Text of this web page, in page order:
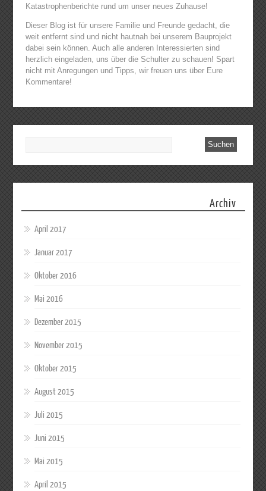
Katastrophenberichte rund um unser neues Zuhause!
Dieser Blog ist für unsere Familie und Freunde gedacht, die
weit entfernt sind und nicht hautnah bei unserem Bauprojekt
dabei sein können. Auch alle anderen Interessierten sind
herzlich eingeladen, uns über die Schulter zu schauen! Spart
nicht mit Anregungen und Tipps, wir freuen uns über Eure
Kommentare!
Archiv
April 2017
Januar 2017
Oktober 2016
Mai 2016
Dezember 2015
November 2015
Oktober 2015
August 2015
Juli 2015
Juni 2015
Mai 2015
April 2015